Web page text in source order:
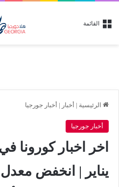
القائمة
الرئيسية | أخبار | أخبار جورجيا
أخبار جورجيا
يناير | انخفض معدل